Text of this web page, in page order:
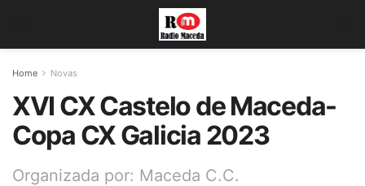
Home Novas
XVI CX Castelo de Maceda-
Copa CX Galicia 2023
Organizada por: Maceda C.C.